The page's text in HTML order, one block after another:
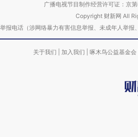
广播电视节目制作经营许可证：京
Copyright 财新网 All
报电话（涉网络暴力有害信息举报、未成年人
关于我们 加入我们 啄木鸟公益基金会